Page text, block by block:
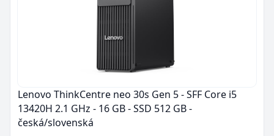
Lenovo ThinkCentre neo 30s Gen 5 - SFF Core i5
13420H 2.1 GHz - 16 GB - SSD 512 GB -
česká/slovenská